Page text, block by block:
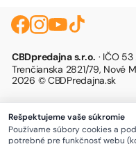
CBDpredajna s.r.o. · IČO
Trenčianska 2821/79, Nové
2026 © CBDPredajna.sk
Rešpektujeme vaše súkromie
Používame súbory cookies a
potrebné pre funkčnosť webu